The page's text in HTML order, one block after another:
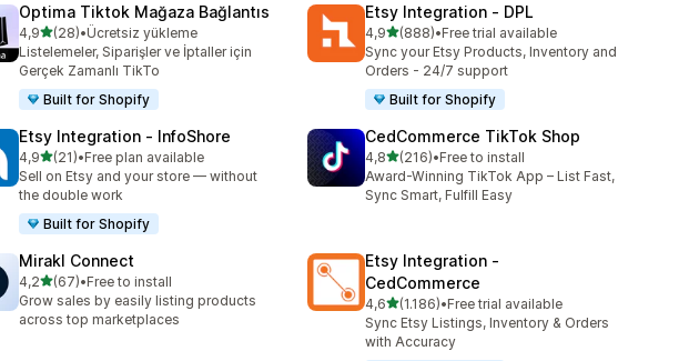
Optima Tiktok Mağaza Bağlantıs
4,95 yıldız üzerinden
(28)
toplam 28 değerlendirme
•Ücretsiz yükleme
Listelemeler, Siparişler ve İptaller için
Gerçek Zamanlı TikTo
Built for Shopify
Etsy Integration ‑ DPL
4,95 yıldız üzerinden
(888)
toplam 888 değerlendirme
•Free trial available
Sync your Etsy Products, Inventory and
Orders - 24/7 support
Built for Shopify
Etsy Integration ‑ InfoShore
4,95 yıldız üzerinden
(21)
toplam 21 değerlendirme
•Free plan available
Sell on Etsy and your store — without
the double work
Built for Shopify
CedCommerce TikTok Shop
4,85 yıldız üzerinden
(216)
toplam 216 değerlendirme
•Free to install
Award-Winning TikTok App – List Fast,
Sync Smart, Fulfill Easy
Mirakl Connect
4,25 yıldız üzerinden
(67)
toplam 67 değerlendirme
•Free to install
Grow sales by easily listing products
across top marketplaces
Etsy Integration ‑
CedCommerce
4,65 yıldız üzerinden
(1.186)
toplam 1186 değerlendirme
•Free trial available
Sync Etsy Listings, Inventory & Orders
with Accuracy